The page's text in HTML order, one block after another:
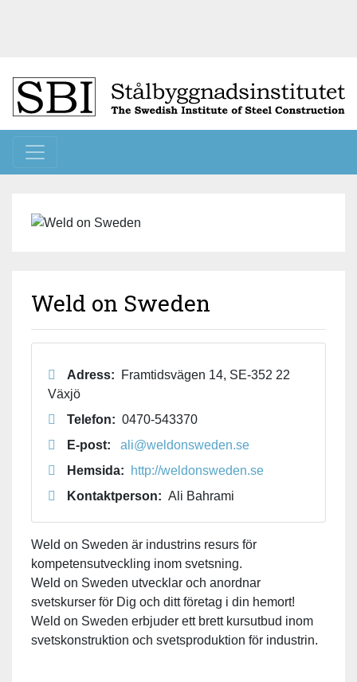
Toggle navigation
Weld on Sweden
Adress:
Framtidsvägen 14, SE-352 22
Växjö
Telefon: 0470-543370
E-post:
ali@weldonsweden.se
Hemsida:
http://weldonsweden.se
Kontaktperson: Ali Bahrami
Weld on Sweden är industrins resurs för
kompetensutveckling inom svetsning.
Weld on Sweden utvecklar och anordnar
svetskurser för Dig och ditt företag i din hemort!
Weld on Sweden erbjuder ett brett kursutbud inom
svetskonstruktion och svetsproduktion för industrin.